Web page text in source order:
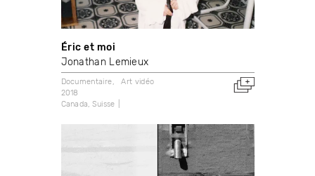
Éric et moi
Jonathan Lemieux
Documentaire
Art vidéo
2018
Canada Suisse